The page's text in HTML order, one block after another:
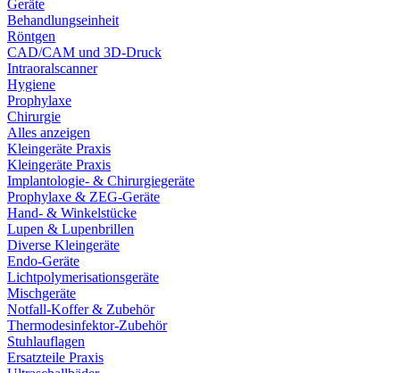
Geräte
Behandlungseinheit
Röntgen
CAD/CAM und 3D-Druck
Intraoralscanner
Hygiene
Prophylaxe
Chirurgie
Alles anzeigen
Kleingeräte Praxis
Kleingeräte Praxis
Implantologie- & Chirurgiegeräte
Prophylaxe & ZEG-Geräte
Hand- & Winkelstücke
Lupen & Lupenbrillen
Diverse Kleingeräte
Endo-Geräte
Lichtpolymerisationsgeräte
Mischgeräte
Notfall-Koffer & Zubehör
Thermodesinfektor-Zubehör
Stuhlauflagen
Ersatzteile Praxis